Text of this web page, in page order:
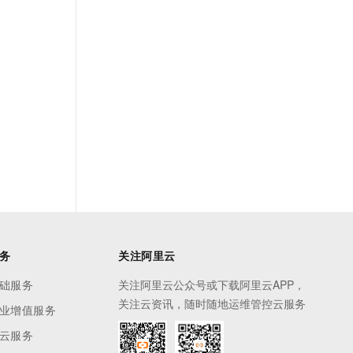
服务
增值服务
服务
关注阿里云
关注阿里云公众号或下载阿里云APP，
关注云资讯，随时随地运维管控云服务